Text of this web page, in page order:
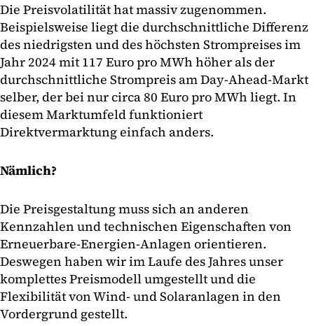
Die Preisvolatilität hat massiv zugenommen.
Beispielsweise liegt die durchschnittliche Differenz
des niedrigsten und des höchsten Strompreises im
Jahr 2024 mit 117 Euro pro MWh höher als der
durchschnittliche Strompreis am Day-Ahead-Markt
selber, der bei nur circa 80 Euro pro MWh liegt. In
diesem Marktumfeld funktioniert
Direktvermarktung einfach anders.
Nämlich?
Die Preisgestaltung muss sich an anderen
Kennzahlen und technischen Eigenschaften von
Erneuerbare-Energien-Anlagen orientieren.
Deswegen haben wir im Laufe des Jahres unser
komplettes Preismodell umgestellt und die
Flexibilität von Wind- und Solaranlagen in den
Vordergrund gestellt.